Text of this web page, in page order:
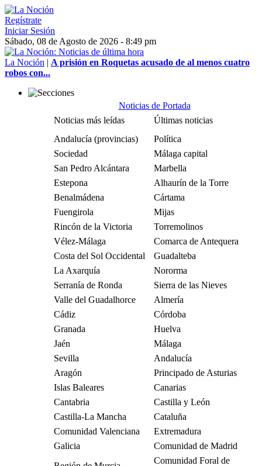
Regístrate
Iniciar Sesión
Sábado, 08 de Agosto de 2026 - 8:49 pm
La Noción | A prisión en Roquetas acusado de al menos cuatro
robos con...
Noticias de Portada
Noticias más leídas
Últimas noticias
Andalucía (provincias)
Política
Sociedad
Málaga capital
San Pedro Alcántara
Marbella
Estepona
Alhaurín de la Torre
Benalmádena
Cártama
Fuengirola
Mijas
Rincón de la Victoria
Torremolinos
Vélez-Málaga
Comarca de Antequera
Costa del Sol Occidental
Guadalteba
La Axarquía
Nororma
Serranía de Ronda
Sierra de las Nieves
Valle del Guadalhorce
Almería
Cádiz
Córdoba
Granada
Huelva
Jaén
Málaga
Sevilla
Andalucía
Aragón
Principado de Asturias
Islas Baleares
Canarias
Cantabria
Castilla y León
Castilla-La Mancha
Cataluña
Comunidad Valenciana
Extremadura
Galicia
Comunidad de Madrid
Comunidad Foral de